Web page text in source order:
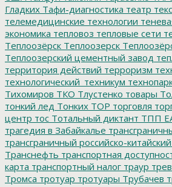
Гладких Тафи-диагностика театр
телемедицинские технологии
экономика тепловоз тепловые сети
Теплоозёрск Теплоозерск
Теплоозерский цементный завод
территория действий терроризм
технологический_техникум
Тихомиров ТКО Тлустенко товары
тонкий лед Тонких ТОР торговля
центр тос Тотальный диктант ТПП
трагедия в Забайкалье
трансграничный российско-
Транснефть транспортная
карта транспортный налог траур
Тромса тротуар тротуары Трубачев